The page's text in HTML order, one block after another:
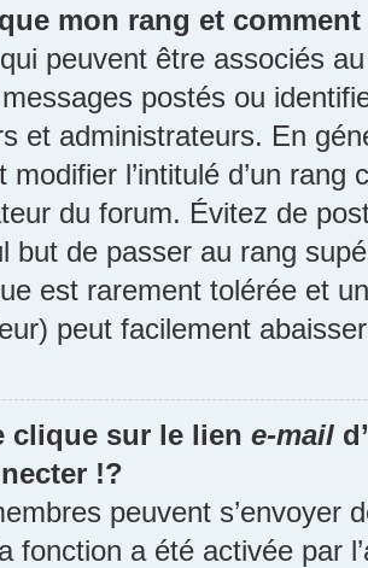
mon rang et
peuvent être associés
postés ou
et administrateurs. En
modifier l’intitulé d’un
du forum. Évitez de
but de passer au rang
est rarement tolérée et
peut facilement
clique sur le lien e-mail
!?
peuvent s’envoyer
fonction a été activée par